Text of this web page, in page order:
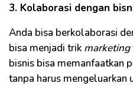
3. Kolaborasi dengan
Anda bisa berkolaborasi
bisa menjadi trik marketing
bisnis bisa memanfaatkan
tanpa harus mengeluarkan